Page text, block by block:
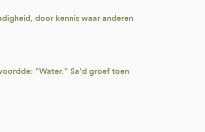
door kennis waar anderen
"Water." Sa'd groef toen